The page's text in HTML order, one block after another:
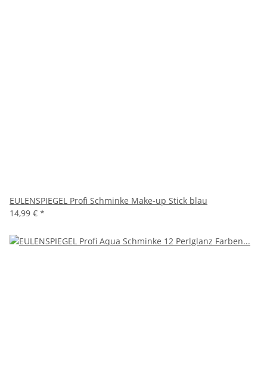
EULENSPIEGEL Profi Schminke Make-up Stick blau
14,99 € *